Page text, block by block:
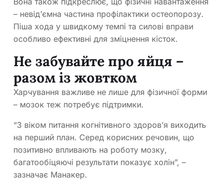
– невід’ємна частина профілактики остеопорозу.
Піша хода у швидкому темпі та силові вправи
особливо ефективні для зміцнення кісток.
Не забувайте про яйця –
разом із жовтком
Харчування важливе не лише для фізичної форми
– мозок теж потребує підтримки.
“З віком питання когнітивного здоров’я виходить
на перший план. Серед корисних речовин, що
позитивно впливають на роботу мозку,
багатообіцяючі результати показує холін”, –
зазначає Манакер.